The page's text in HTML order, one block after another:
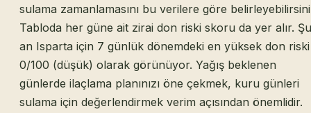
sulama zamanlamasını bu verilere göre
Tabloda her güne ait zirai don riski skoru da yer alır. Şu
an Isparta için 7 günlük dönemdeki en yüksek don riski
0/100 (düşük) olarak görünüyor. Yağış beklenen
günlerde ilaçlama planınızı öne çekmek, kuru günleri
sulama için değerlendirmek verim açısından önemlidir.